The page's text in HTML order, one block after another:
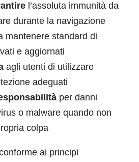
l’assoluta immunità da
durante la navigazione
mantenere standard di
e aggiornati
agli utenti di utilizzare
adeguati
per danni
o malware quando non
colpa
ai principi